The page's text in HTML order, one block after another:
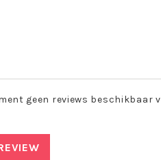
geen reviews beschikbaar